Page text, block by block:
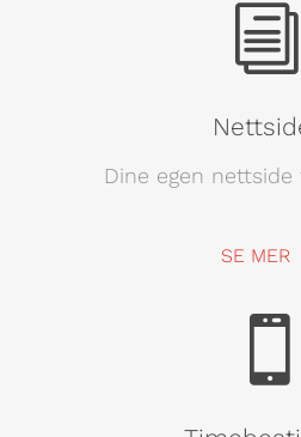
i
Dine egen nettside
SE MER
